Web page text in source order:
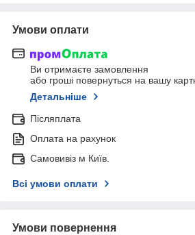
Умови оплати
Ви отримаєте замовлення
або гроші повернуться на вашу
Детальніше
Післяплата
Оплата на рахунок
Самовивіз м Київ.
Всі умови оплати
Умови повернення